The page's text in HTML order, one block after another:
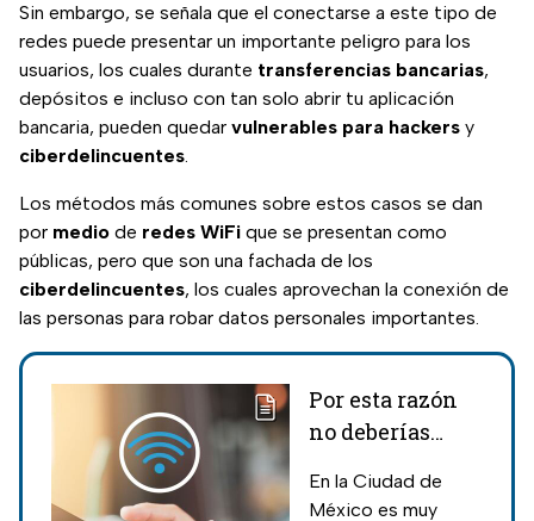
Sin embargo, se señala que el conectarse a este tipo de
redes puede presentar un importante peligro para los
usuarios, los cuales durante transferencias bancarias,
depósitos e incluso con tan solo abrir tu aplicación
bancaria, pueden quedar vulnerables para hackers y
ciberdelincuentes.
Los métodos más comunes sobre estos casos se dan
por medio de redes WiFi que se presentan como
públicas, pero que son una fachada de los
ciberdelincuentes, los cuales aprovechan la conexión de
las personas para robar datos personales importantes.
Por esta razón
no deberías
redes públicas
En la Ciudad de
México es muy